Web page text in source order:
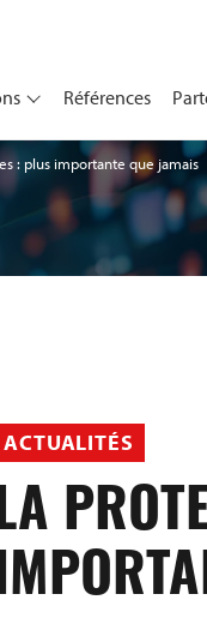
Références
: plus importante que jamais
ACTUALITÉS